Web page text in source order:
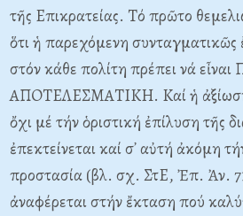
τῆς Eπικρατείας. Tό πρῶτο
ὅτι ἡ παρεχόμενη
στόν κάθε πολίτη πρέπει νά
AΠOTEΛEΣMATIKH. Kαί ἡ
ὄχι μέ τήν ὁριστική ἐπίλυση τῆς
ἐπεκτείνεται καί σ᾽ αὐτή ἀκόμη
προστασία (βλ. σχ. ΣτE, Ἐπ. Ἀν.
ἀναφέρεται στήν ἔκταση πού